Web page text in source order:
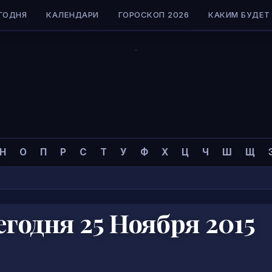
КАЛЕНДАРИ ГОРОСКОП 2026 КАКИМ БУДЕТ
Н О П Р С Т У Ф Х Ц Ч Ш Щ
»
25 Ноября 2015